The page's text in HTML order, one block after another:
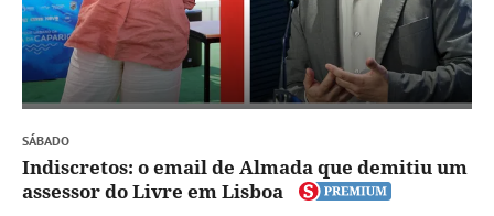
SÁBADO
Indiscretos: o email de Almada que demitiu um
assessor do Livre em Lisboa